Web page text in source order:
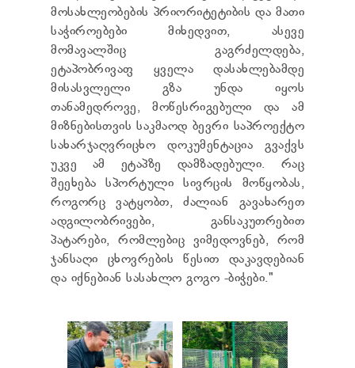
მოსახლეობების პრიორიტეტიბის და მათი
საჭიროებები მიხედვით, ასევე
მომავალშიც გაგრძელდება,
ეტაპობრივაფ ყველა დასახლებამდე
მისასვლელი გზა უნდა იყოს
თანამედროვე, მოწესრიგებული და ამ
მიზნებისთვის საკმაოდ ბევრი საპროექტო
სახარჯაღვრიცხო დოკუმენტაცია გვაქვს
უკვე ამ ეტაპზე დამზადებული. რაც
შეეხება სპორტული სივრცის მოწყობას,
როგორც ვატყობთ, ძალიან გავახარეთ
ადგილობრივები, განსაკუთრებით
პატარები, რომლებიც ვიმედოვნებ, რომ
ჯანსაღი ცხოვრების წესით დაკავდებიან
და იქნებიან სასახლო გოგო -ბიჭები."